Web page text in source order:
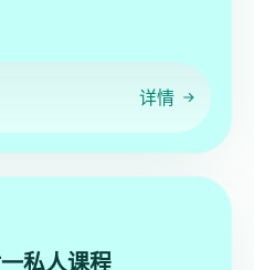
详情
私人课程